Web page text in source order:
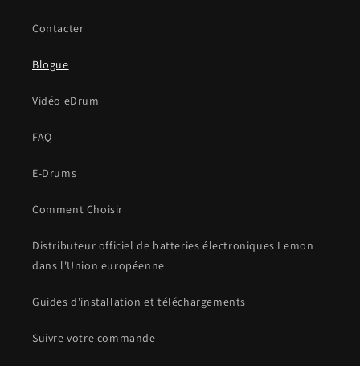
Contacter
Blogue
Vidéo eDrum
FAQ
E-Drums
Comment Choisir
Distributeur officiel de batteries électroniques Lemon
dans l'Union européenne
Guides d'installation et téléchargements
Suivre votre commande